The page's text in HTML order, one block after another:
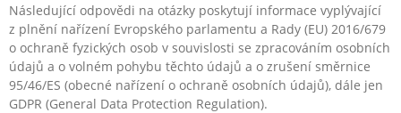
Následující odpovědi na otázky poskytují informace vyplývající
z plnění nařízení Evropského parlamentu a Rady (EU) 2016/679
o ochraně fyzických osob v souvislosti se zpracováním osobních
údajů a o volném pohybu těchto údajů a o zrušení směrnice
95/46/ES (obecné nařízení o ochraně osobních údajů), dále jen
GDPR (General Data Protection Regulation).